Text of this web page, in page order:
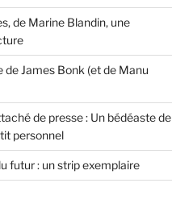
de Marine Blandin, une
de James Bonk (et de Manu
de presse : Un bédéaste de
personnel
futur : un strip exemplaire